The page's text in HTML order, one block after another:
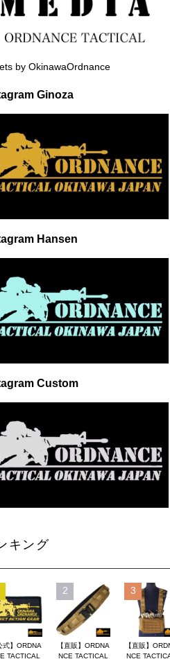
by OkinawaOrdnance
Ginoza
Hansen
Custom
キング
式】ORDNA
TACTICAL
2
【直販】ORDNA
NCE TACTICAL
3
【直販】
NCE